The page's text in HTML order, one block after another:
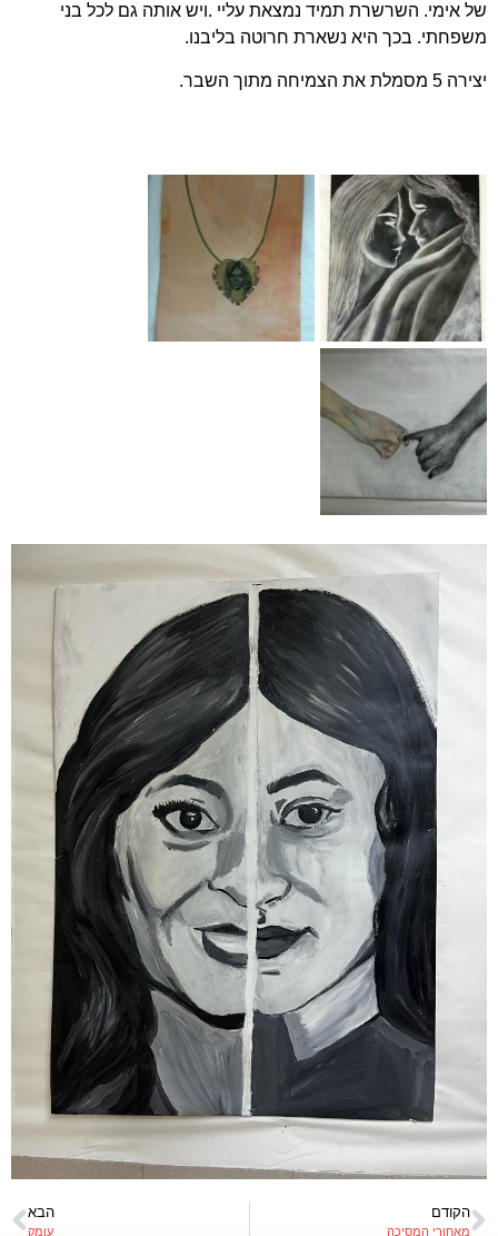
של אימי. השרשרת תמיד נמצאת עליי .ויש אותה גם לכל בני
משפחתי. בכך היא נשארת חרוטה בליבנו.
יצירה 5 מסמלת את הצמיחה מתוך השבר.
הקודם
מאחורי המסיכה
הבא
עומק